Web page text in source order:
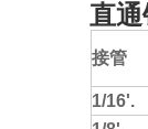
直
接管
1/16'.